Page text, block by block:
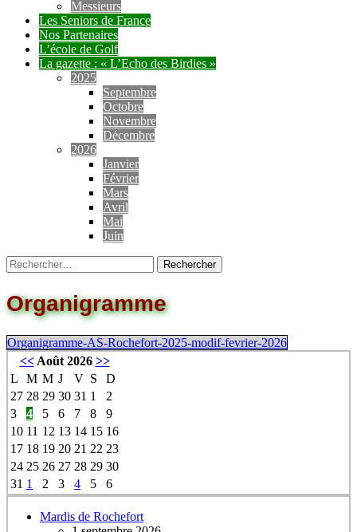
Messieurs
Les Seniors de France
Nos Partenaires
L’école de Golf
La gazette : « L’Echo des Birdies »
2025
Septembre
Octobre
Novembre
Décembre
2026
Janvier
Février
Mars
Avril
Mai
Juin
Organigramme
Organigramme-AS-Rochefort-2025-modif-fevrier-2026
<<Août 2026 >>
L
M M J V S
D
27 28 29 30 31 1
2
3
4 5 6 7 8
9
10 11 12 13 14 15 16
17 18 19 20 21 22 23
24 25 26 27 28 29 30
31 1 2 3 4 5 6
Mardis de Rochefort